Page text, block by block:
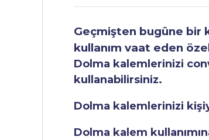
Geçmişten bugüne bir
kullanım vaat eden
Dolma kalemlerinizi
kullanabilirsiniz.
Dolma kalemlerinizi
Dolma kalem